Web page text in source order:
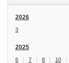
2026
3
2025
6 7 8 10